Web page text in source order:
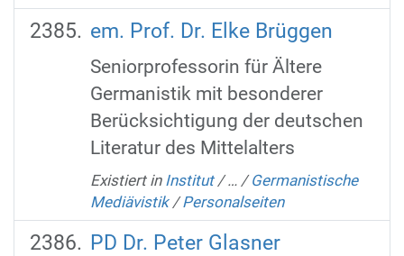
em. Prof. Dr. Elke Brüggen
Seniorprofessorin für Ältere
Germanistik mit besonderer
Berücksichtigung der deutschen
Literatur des Mittelalters
Existiert in Institut /… /Germanistische
Mediävistik /Personalseiten
PD Dr. Peter Glasner